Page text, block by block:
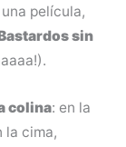
película,
sin
colina: en la
la cima,